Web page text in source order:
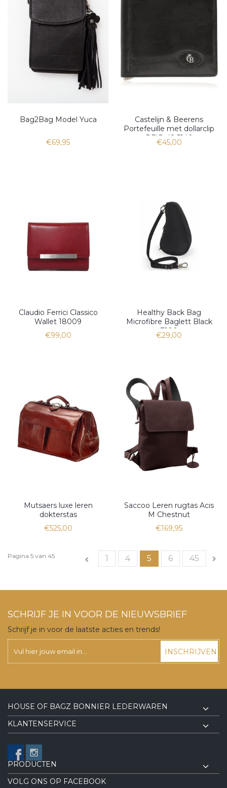
Bag2Bag Model Yuca
€69,95
Castelijn & Beerens
Portefeuille met dollarclip
RFID 42 5140
€45,00
Claudio Ferrici Classico
Wallet 18009
€99,00
Healthy Back Bag
Microfibre Baglett Black
7100
€29,00
Mutsaers luxe leren
dokterstas
€525,00
Saccoo Leren rugtas Acis
M Chestnut
€169,95
Pagina 5 van 45 1 4 5 6 45
SCHRIJF JE IN VOOR DE NIEUWSBRIEF
Schrijf je in voor de laatste acties en trends!
INSCHRIJVEN
HOUSE OF BAGZ BONNIER LEDERWAREN
KLANTENSERVICE
PRODUCTEN
VOLG ONS OP FACEBOOK